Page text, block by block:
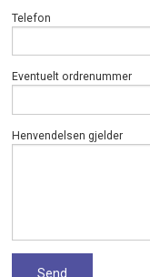
Telefon
Eventuelt ordrenummer
Henvendelsen gjelder